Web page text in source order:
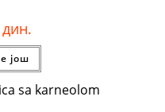
дин.
још